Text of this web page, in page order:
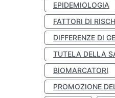
EPIDEMIOLOGIA
FATTORI DI
DIFFERENZE DI
TUTELA DELLA
BIOMARCATORI
PROMOZIONE